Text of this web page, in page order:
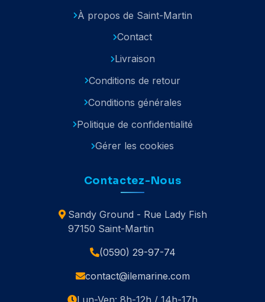
À propos de Saint-Martin
Contact
Livraison
Conditions de retour
Conditions générales
Politique de confidentialité
Gérer les cookies
Contactez-Nous
Sandy Ground - Rue Lady Fish
97150 Saint-Martin
(0590) 29-97-74
contact@ilemarine.com